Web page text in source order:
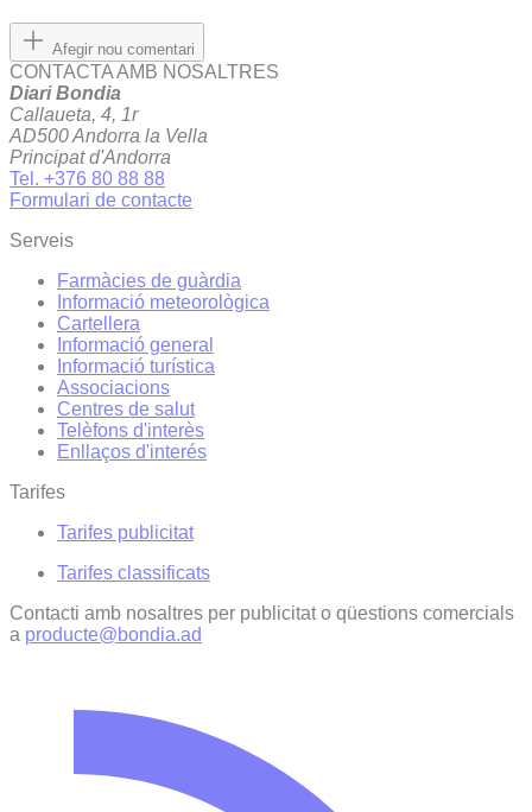
Afegir nou comentari
CONTACTA AMB NOSALTRES
Diari Bondia
Callaueta, 4, 1r
AD500 Andorra la Vella
Principat d'Andorra
Tel. +376 80 88 88
Formulari de contacte
Serveis
Farmàcies de guàrdia
Informació meteorològica
Cartellera
Informació general
Informació turística
Associacions
Centres de salut
Telèfons d'interès
Enllaços d'interés
Tarifes
Tarifes publicitat
Tarifes classificats
Contacti amb nosaltres per publicitat o qüestions comercials
a producte@bondia.ad